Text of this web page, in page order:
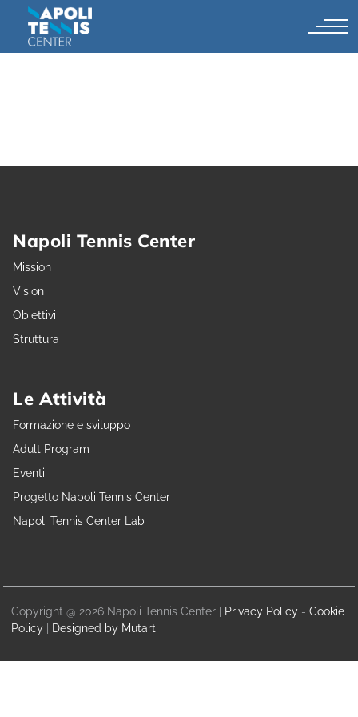
Napoli Tennis Center
Mission
Vision
Obiettivi
Struttura
Le Attività
Formazione e sviluppo
Adult Program
Eventi
Progetto Napoli Tennis Center
Napoli Tennis Center Lab
Copyright @ 2026 Napoli Tennis Center | Privacy Policy - Cookie
Policy
Designed by Mutart